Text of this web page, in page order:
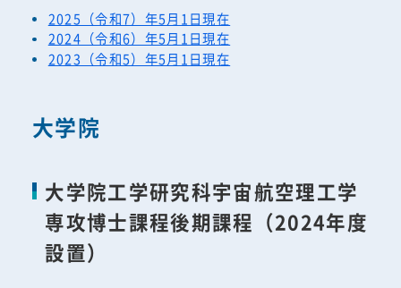
2025（令和7）年5月1日現在
2024（令和6）年5月1日現在
2023（令和5）年5月1日現在
大学院
大学院工学研究科宇宙航空理工学
専攻博士課程後期課程（2024年度
設置）